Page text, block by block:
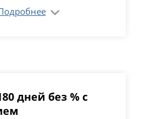
дней без % с